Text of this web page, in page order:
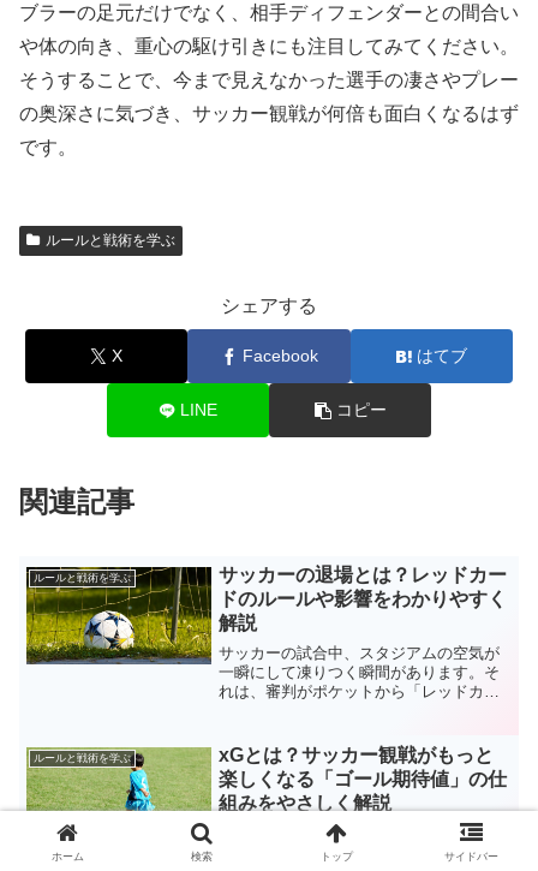
ブラーの足元だけでなく、相手ディフェンダーとの間合い
や体の向き、重心の駆け引きにも注目してみてください。
そうすることで、今まで見えなかった選手の凄さやプレー
の奥深さに気づき、サッカー観戦が何倍も面白くなるはず
です。
ルールと戦術を学ぶ
シェアする
X Facebook はてブ
LINE コピー
関連記事
ルールと戦術を学ぶ
サッカーの退場とは？レッドカー
ドのルールや影響をわかりやすく
解説
サッカーの試合中、スタジアムの空気が
一瞬にして凍りつく瞬間があります。そ
れは、審判がポケットから「レッドカー
時にはシーズンの行方さえも左右してし
まうことがあります。選手...
ルールと戦術を学ぶ
xGとは？サッカー観戦がもっと
楽しくなる「ゴール期待値」の仕
組みをやさしく解説
サッカーの試合中継やニュースで、
「xG（エックスジー）」という言葉を目
ホーム 検索 トップ サイドバー